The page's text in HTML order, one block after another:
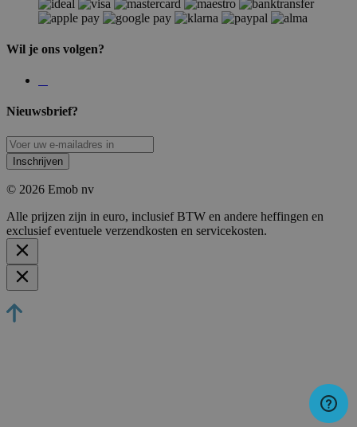
Wil je ons volgen?
Nieuwsbrief?
Inschrijven
© 2026 Emob nv
Alle prijzen zijn in euro, inclusief BTW en andere heffingen en
exclusief eventuele verzendkosten en servicekosten.